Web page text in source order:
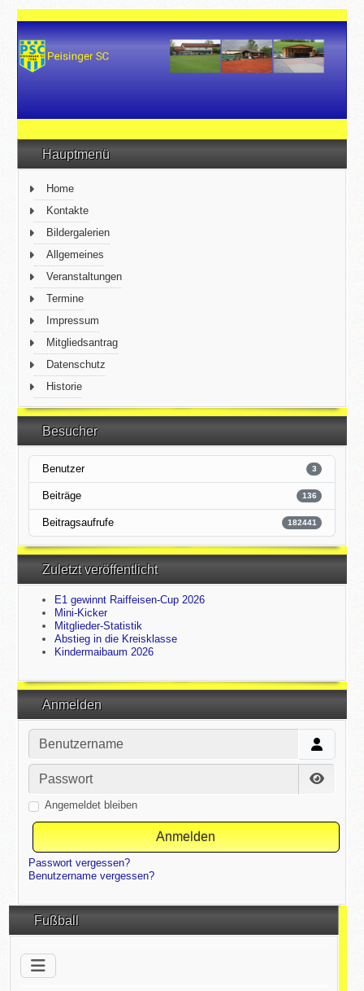
Hauptmenü
Home
Kontakte
Bildergalerien
Allgemeines
Veranstaltungen
Termine
Impressum
Mitgliedsantrag
Datenschutz
Historie
Besucher
Benutzer 3
Beiträge 136
Beitragsaufrufe 182441
Zuletzt veröffentlicht
E1 gewinnt Raiffeisen-Cup 2026
Mini-Kicker
Mitglieder-Statistik
Abstieg in die Kreisklasse
Kindermaibaum 2026
Anmelden
Benutzername
Passwort
Angemeldet bleiben
Anmelden
Passwort vergessen?
Benutzername vergessen?
Fußball